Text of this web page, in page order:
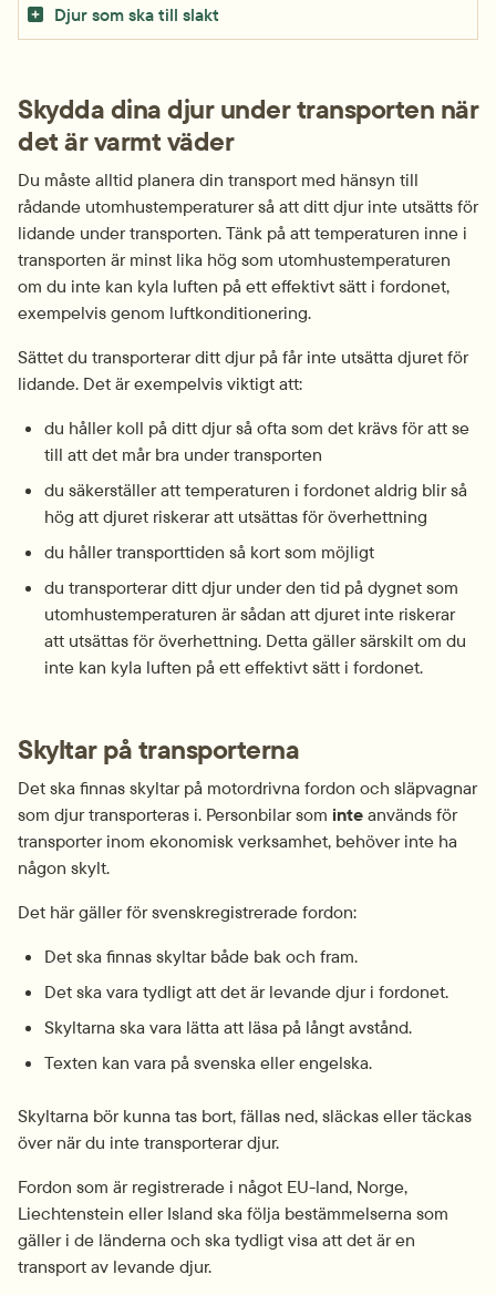
Djur som ska till slakt
Skydda dina djur under transporten när
det är varmt väder
Du måste alltid planera din transport med hänsyn till
rådande utomhustemperaturer så att ditt djur inte utsätts för
lidande under transporten. Tänk på att temperaturen inne i
transporten är minst lika hög som utomhustemperaturen
om du inte kan kyla luften på ett effektivt sätt i fordonet,
exempelvis genom luftkonditionering.
Sättet du transporterar ditt djur på får inte utsätta djuret för
lidande. Det är exempelvis viktigt att:
du håller koll på ditt djur så ofta som det krävs för att se
till att det mår bra under transporten
du säkerställer att temperaturen i fordonet aldrig blir så
hög att djuret riskerar att utsättas för överhettning
du håller transporttiden så kort som möjligt
du transporterar ditt djur under den tid på dygnet som
utomhustemperaturen är sådan att djuret inte riskerar
att utsättas för överhettning. Detta gäller särskilt om du
inte kan kyla luften på ett effektivt sätt i fordonet.
Skyltar på transporterna
Det ska finnas skyltar på motordrivna fordon och släpvagnar
som djur transporteras i. Personbilar som inte används för
transporter inom ekonomisk verksamhet, behöver inte ha
någon skylt.
Det här gäller för svenskregistrerade fordon:
Det ska finnas skyltar både bak och fram.
Det ska vara tydligt att det är levande djur i fordonet.
Skyltarna ska vara lätta att läsa på långt avstånd.
Texten kan vara på svenska eller engelska.
Skyltarna bör kunna tas bort, fällas ned, släckas eller täckas
över när du inte transporterar djur.
Fordon som är registrerade i något EU-land, Norge,
Liechtenstein eller Island ska följa bestämmelserna som
gäller i de länderna och ska tydligt visa att det är en
transport av levande djur.